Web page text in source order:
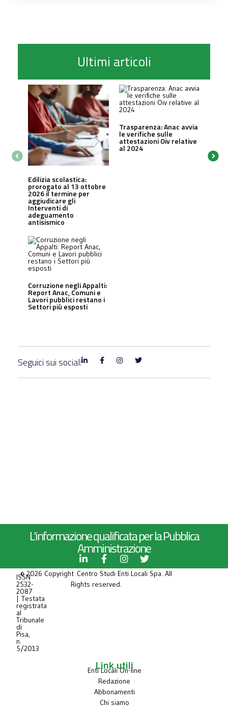
Ultimi articoli
Edilizia scolastica:
prorogato al 13 ottobre
2026 il termine per
aggiudicare gli
Interventi di
adeguamento
antisismico
Trasparenza: Anac avvia
le verifiche sulle
attestazioni Oiv relative
al 2024
Corruzione negli Appalti:
Report Anac, Comuni e
Lavori pubblici restano i
Settori più esposti
Seguici sui social:
L'informazione qualificata per la Pubblica
Amministrazione
ISSN
2532-
2087
| Testata
registrata
al
Tribunale
di
Pisa,
n.
5/2013
© 2026 Copyright Centro Studi Enti Locali Spa. All
Rights reserved.
Link utili
Enti Locali On-line
Redazione
Abbonamenti
Chi siamo